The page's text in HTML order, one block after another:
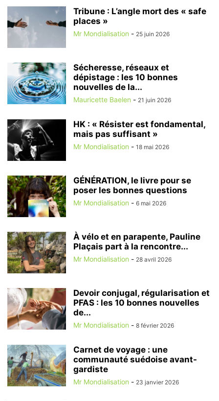
Tribune : L’angle mort des « safe
places »
Mr Mondialisation - 25 juin 2026
Sécheresse, réseaux et
dépistage : les 10 bonnes
nouvelles de la...
Mauricette Baelen - 21 juin 2026
HK : « Résister est fondamental,
mais pas suffisant »
Mr Mondialisation - 18 mai 2026
GÉNÉRATION, le livre pour se
poser les bonnes questions
Mr Mondialisation - 6 mai 2026
À vélo et en parapente, Pauline
Plaçais part à la rencontre...
Mr Mondialisation - 28 avril 2026
Devoir conjugal, régularisation et
PFAS : les 10 bonnes nouvelles
de...
Mr Mondialisation - 8 février 2026
Carnet de voyage : une
communauté suédoise avant-
gardiste
Mr Mondialisation - 23 janvier 2026